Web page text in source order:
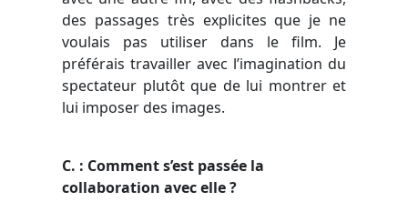
des passages très explicites que je ne
voulais pas utiliser dans le film. Je
préférais travailler avec l’imagination du
spectateur plutôt que de lui montrer et
lui imposer des images.
C. : Comment s’est passée la
collaboration avec elle ?